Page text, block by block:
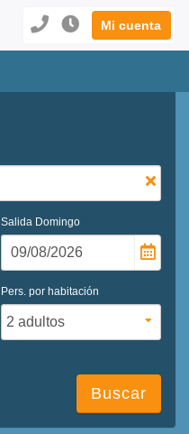
Mi cuenta
Salida Domingo
Pers. por habitación
Buscar